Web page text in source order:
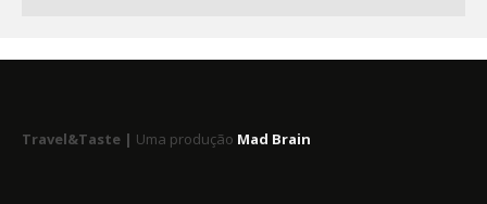
Travel&Taste | Uma produção Mad Brain